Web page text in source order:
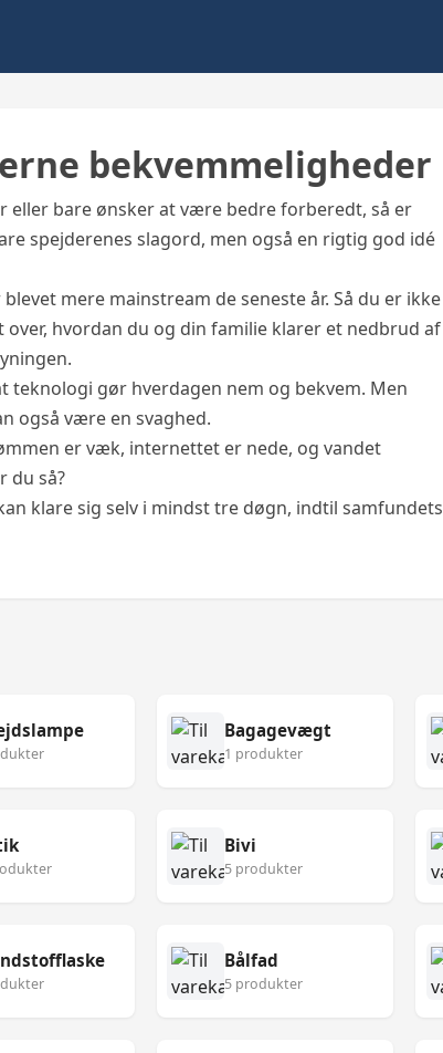
bekvemmeligheder
eller bare ønsker at være bedre forberedt, så er
spejderenes slagord, men også en rigtig god idé
mere mainstream de seneste år. Så du er ikke
hvordan du og din familie klarer et nedbrud af
teknologi gør hverdagen nem og bekvem. Men
også være en svaghed.
er væk, internettet er nede, og vandet
du så?
klare sig selv i mindst tre døgn, indtil samfundets
Bagagevægt
1 produkter
Bivi
5 produkter
Bålfad
5 produkter